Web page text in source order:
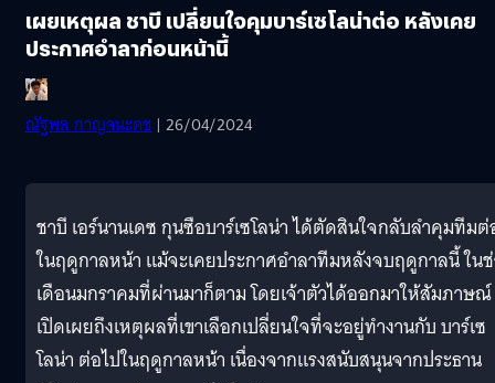
เผยเหตุผล ชาบี เปลี่ยนใจคุมบาร์เซโลน่าต่อ หลังเคย
ประกาศอำลาก่อนหน้านี้
ณัฐพล​ กาญ​จ​นะ​คช | 26/04/2024
ชาบี เอร์นานเดซ กุนซือบาร์เซโลน่า ได้ตัดสินใจกลับลำคุมทีม
ในฤดูกาลหน้า แม้จะเคยประกาศอำลาทีมหลังจบฤดูกาลนี้ ใน
เดือนมกราคมที่ผ่านมาก็ตาม โดยเจ้าตัวได้ออกมาให้สัมภาษณ์
เปิดเผยถึงเหตุผลที่เขาเลือกเปลี่ยนใจที่จะอยู่ทำงานกับ บาร์เซ
โลน่า ต่อไปในฤดูกาลหน้า เนื่องจากแรงสนับสนุนจากประธาน